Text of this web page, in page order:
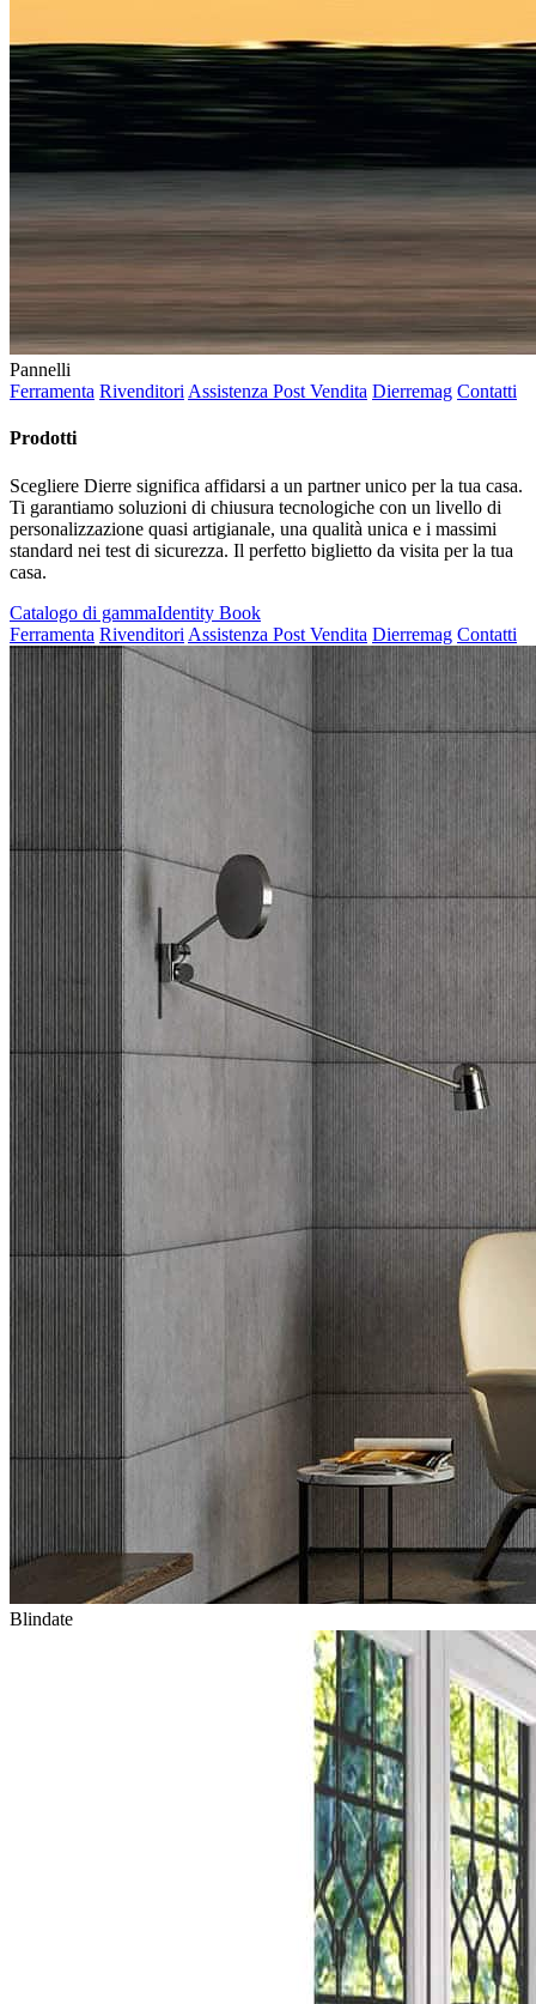
Pannelli
Ferramenta Rivenditori Assistenza Post Vendita Dierremag Contatti
Prodotti
Scegliere Dierre significa affidarsi a un partner unico per la tua casa.
Ti garantiamo soluzioni di chiusura tecnologiche con un livello di
personalizzazione quasi artigianale, una qualità unica e i massimi
standard nei test di sicurezza. Il perfetto biglietto da visita per la tua
casa.
Catalogo di gammaIdentity Book
Ferramenta Rivenditori Assistenza Post Vendita Dierremag Contatti
Blindate